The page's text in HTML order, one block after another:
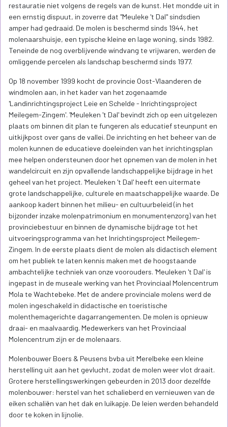
restauratie niet volgens de regels van de kunst. Het mondde uit in
een ernstig dispuut, in zoverre dat "Meuleke 't Dal" sindsdien
amper had gedraaid. De molen is beschermd sinds 1944, het
molenaarshuisje, een typische kleine en lage woning, sinds 1982.
Teneinde de nog overblijvende windvang te vrijwaren, werden de
omliggende percelen als landschap beschermd sinds 1977.
Op 18 november 1999 kocht de provincie Oost-Vlaanderen de
windmolen aan, in het kader van het zogenaamde
'Landinrichtingsproject Leie en Schelde - Inrichtingsproject
Meilegem-Zingem'. 'Meuleken 't Dal' bevindt zich op een uitgelezen
plaats om binnen dit plan te fungeren als educatief steunpunt en
uitkijkpost over gans de vallei. De inrichting en het beheer van de
molen kunnen de educatieve doeleinden van het inrichtingsplan
mee helpen ondersteunen door het opnemen van de molen in het
wandelcircuit en zijn opvallende landschappelijke bijdrage in het
geheel van het project. 'Meuleken 't Dal' heeft een uitermate
grote landschappelijke, culturele en maatschappelijke waarde. De
aankoop kadert binnen het milieu- en cultuurbeleid (in het
bijzonder inzake molenpatrimonium en monumentenzorg) van het
provinciebestuur en binnen de dynamische bijdrage tot het
uitvoeringsprogramma van het Inrichtingsproject Meilegem-
Zingem. In de eerste plaats dient de molen als didactisch element
om het publiek te laten kennis maken met de hoogstaande
ambachtelijke techniek van onze voorouders. 'Meuleken 't Dal' is
ingepast in de museale werking van het Provinciaal Molencentrum
Mola te Wachtebeke. Met de andere provinciale molens werd de
molen ingeschakeld in didactische en toeristische
molenthemagerichte dagarrangementen. De molen is opnieuw
draai- en maalvaardig. Medewerkers van het Provinciaal
Molencentrum zijn er de molenaars.
Molenbouwer Boers & Peusens bvba uit Merelbeke een kleine
herstelling uit aan het gevlucht, zodat de molen weer vlot draait.
Grotere herstellingswerkingen gebeurden in 2013 door dezelfde
molenbouwer: herstel van het schalieberd en vernieuwen van de
eiken schaliën van het dak en luikapje. De leien werden behandeld
door te koken in lijnolie.